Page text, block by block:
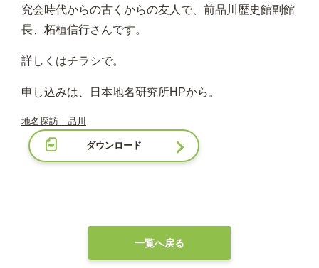
究会時代からの古くからの友人で、前品川歴史館副館
長、柘植信行さんです。
詳しくはチラシで。
申し込みは、日本地名研究所HPから。
地名探訪 品川
ダウンロード
一覧へ戻る